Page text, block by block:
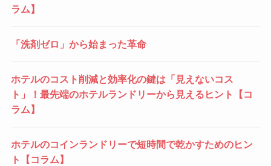
ラム】
「洗剤ゼロ」から始まった革命
ホテルのコスト削減と効率化の鍵は「見えないコス
ト」！最先端のホテルランドリーから見えるヒント【コ
ラム】
ホテルのコインランドリーで短時間で乾かすためのヒン
ト【コラム】